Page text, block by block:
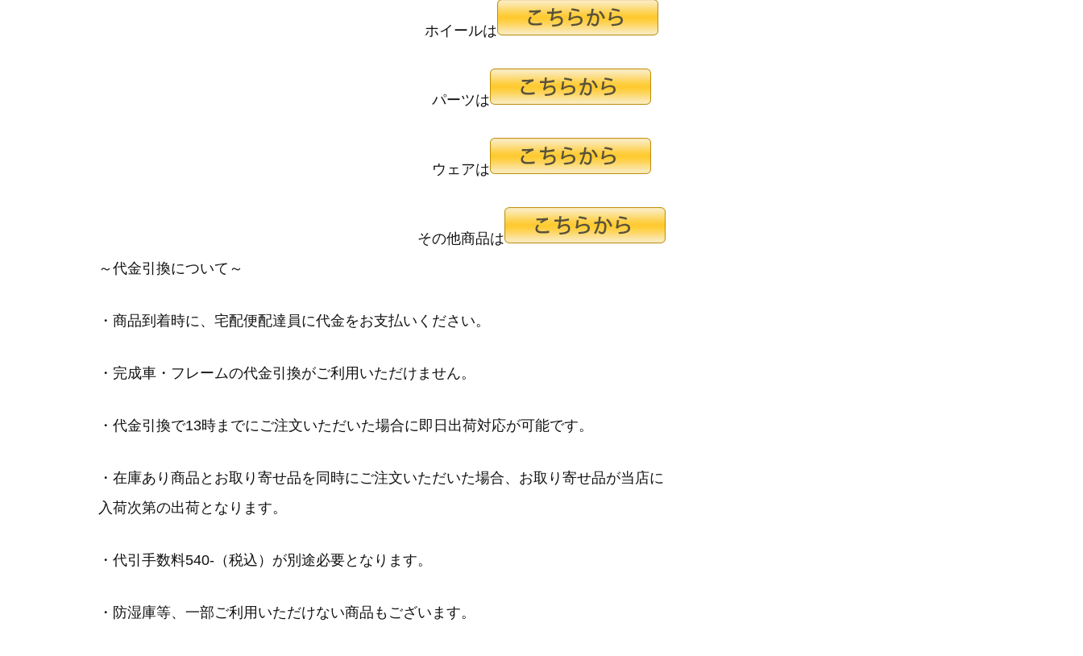
ホイールは
パーツは
ウェアは
その他商品は
～代金引換について～
・商品到着時に、宅配便配達員に代金をお支払いください。
・完成車・フレームの代金引換がご利用いただけません。
・代金引換で13時までにご注文いただいた場合に即日出荷対応が可能です。
・在庫あり商品とお取り寄せ品を同時にご注文いただいた場合、お取り寄せ品が当店に
入荷次第の出荷となります。
・代引手数料540-（税込）が別途必要となります。
・防湿庫等、一部ご利用いただけない商品もございます。